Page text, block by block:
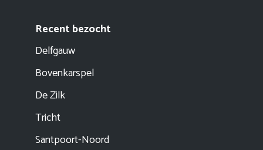
Recent bezocht
Delfgauw
Bovenkarspel
De Zilk
Tricht
Santpoort-Noord